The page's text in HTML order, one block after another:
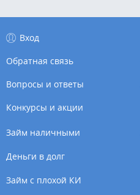
Вход
Обратная связь
Вопросы и ответы
Конкурсы и акции
Займ наличными
Деньги в долг
Займ с плохой КИ